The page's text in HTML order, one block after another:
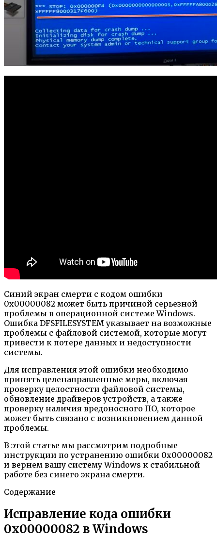
Синий экран смерти с кодом ошибки
0x00000082 может быть причиной серьезной
проблемы в операционной системе Windows.
Ошибка DFSFILESYSTEM указывает на возможные
проблемы с файловой системой, которые могут
привести к потере данных и недоступности
системы.
Для исправления этой ошибки необходимо
принять целенаправленные меры, включая
проверку целостности файловой системы,
обновление драйверов устройств, а также
проверку наличия вредоносного ПО, которое
может быть связано с возникновением данной
проблемы.
В этой статье мы рассмотрим подробные
инструкции по устранению ошибки 0x00000082
и вернем вашу систему Windows к стабильной
работе без синего экрана смерти.
Содержание
Исправление кода ошибки
0x00000082 в Windows